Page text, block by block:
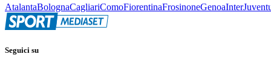
AtalantaBolognaCagliariComoFiorentinaFrosinoneGenoaInter
Seguici su